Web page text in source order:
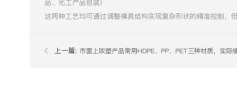
品、化工产品包装）
这两种工艺均可通过调整模具结构实现复杂形状的精准控制，
上一篇: 市面上吹塑产品常用HDPE、PP、PET三种材质，实际